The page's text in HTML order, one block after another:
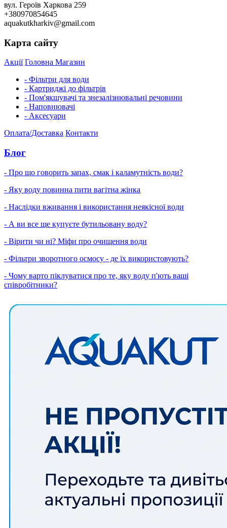
вул. Героїв Харкова 259
+380970854645
aquakutkharkiv@gmail.com
Карта сайту
Акції Головна Магазин
- Фільтри для води
- Картриджі до фільтрів
- Пом'якшувачі та знезалізнювальні речовини
- Наповнювачі
- Аксесуари
Оплата/Доставка Контакти
Блог
- Про що говорить запах, смак і каламутність води?
- Яку воду повинна пити вагітна жінка
- Наслідки вживання і використання неякісної води
- А ви все ще купуєте бутильовану воду?
- Вірити чи ні? Міфи про очищення води
- Фільтри зворотного осмосу - де їх використовують?
- Чому варто піклуватися про те, яку воду п'ють ваші
співробітники?